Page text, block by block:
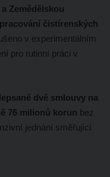
Zemědělskou
čistírenských
v experimentálním
pro rutinní práci v
dvě smlouvy na
76 milionů korun bez
jednání směřující